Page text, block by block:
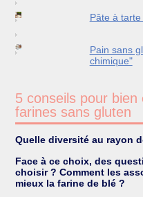
Pâte à
Pain sans
chimique"
5 conseils pour
farines sans gluten
Quelle diversité au rayon
Face à ce choix, des
choisir ? Comment les
mieux la farine de blé ?